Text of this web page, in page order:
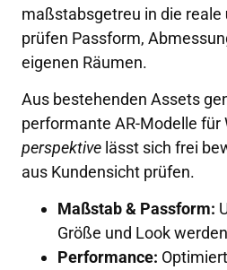
maßstabsgetreu in die reale
prüfen Passform,
eigenen Räumen.
Aus bestehenden Assets
performante AR-Modelle für
perspektive lässt sich frei
aus Kundensicht prüfen.
Maßstab & Passform:
Größe und Look
Performance: